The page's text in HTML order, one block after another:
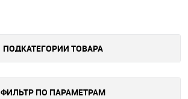
ПОДКАТЕГОРИИ ТОВАРА
ФИЛЬТР ПО ПАРАМЕТРАМ